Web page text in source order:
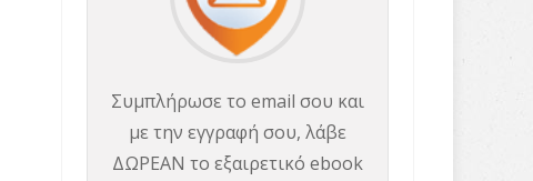
Συμπλήρωσε το email σου και
με την εγγραφή σου, λάβε
ΔΩΡΕΑΝ το εξαιρετικό ebook